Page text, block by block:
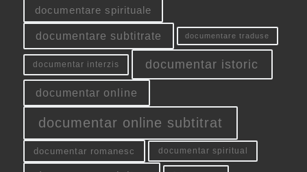
documentare spirituale
documentare subtitrate documentare traduse
documentar interzis documentar istoric
documentar online
documentar online subtitrat
documentar romanesc documentar spiritual